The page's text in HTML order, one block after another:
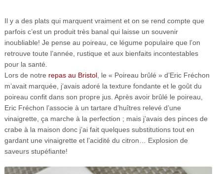
Il y a des plats qui marquent vraiment et on se rend compte que
parfois c’est un produit très banal qui laisse un souvenir
inoubliable! Je pense au poireau, ce légume populaire que l’on
retrouve toute l’année, rustique et aux bienfaits incontestables
pour la santé.
Lors de notre repas au Bristol, le « Poireau brûlé » d’Eric Fréchon
m’avait marquée, j’avais adoré la texture fondante et le goût du
poireau confit dans son propre jus. Après avoir brûlé le poireau,
Eric Fréchon l’associe à un tartare d’huîtres relevé d’une
vinaigrette, ça marche à la perfection ; mais j’avais des pinces de
crabe à la maison donc j’ai fait quelques substitutions tout en
gardant une vinaigrette et l’acidité du citron… Explosion de
saveurs stupéfiante!